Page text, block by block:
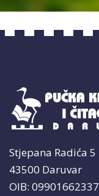
Stjepana Radića 5
43500 Daruvar
OIB: 09901662337